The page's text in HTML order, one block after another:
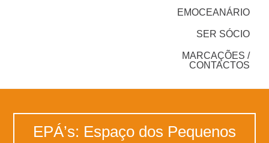
EMOCEANÁRIO
SER SÓCIO
MARCAÇÕES /
CONTACTOS
EPÁ’s: Espaço dos Pequenos